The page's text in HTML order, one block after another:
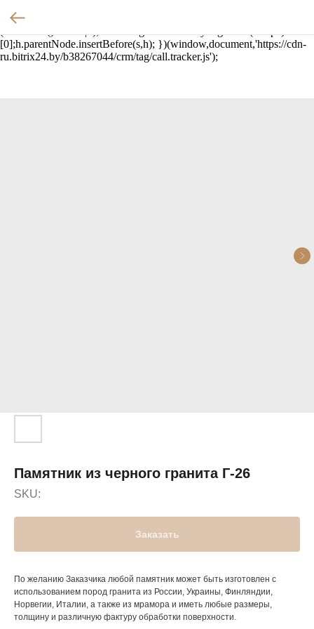
s=d.createElement('script');s.async=true;s.src=u+'?'+
[0];h.parentNode.insertBefore(s,h); })(window,document,'https://cdn-
ru.bitrix24.by/b38267044/crm/tag/call.tracker.js');
Памятник из черного гранита Г-26
SKU:
Заказать
По желанию Заказчика любой памятник может быть изготовлен с
использованием пород гранита из России, Украины, Финляндии,
Норвегии, Италии, а также из мрамора и иметь любые размеры,
толщину и различную фактуру обработки поверхности.